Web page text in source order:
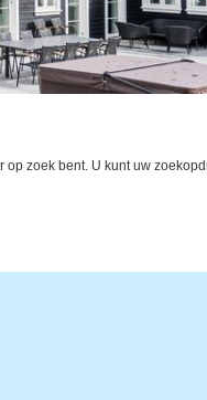
zoek bent. U kunt uw